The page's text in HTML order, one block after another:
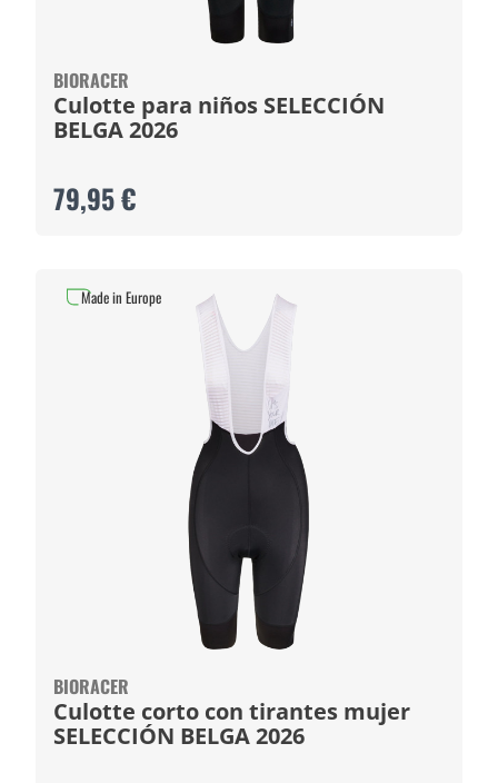
BIORACER
Culotte para niños SELECCIÓN
BELGA 2026
79,95 €
BIORACER
Culotte corto con tirantes mujer
SELECCIÓN BELGA 2026
Made in Europe